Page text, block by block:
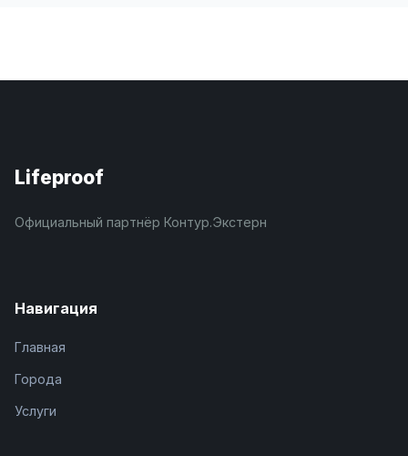
Lifeproof
Официальный партнёр Контур.Экстерн
Навигация
Главная
Города
Услуги